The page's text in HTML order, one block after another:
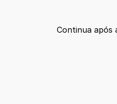
Continua após